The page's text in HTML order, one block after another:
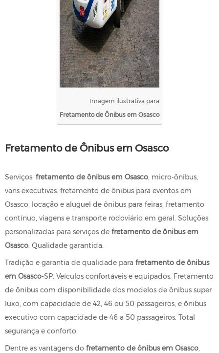
Imagem ilustrativa para
Fretamento de Ônibus em Osasco
Fretamento de Ônibus em Osasco
Serviços: fretamento de ônibus em Osasco , micro-ônibus,
vans executivas. fretamento de ônibus para eventos em
Osasco, locação e aluguel de ônibus para feiras, fretamento
contínuo, viagens e transporte rodoviário em geral. Soluções
personalizadas para serviços de fretamento de ônibus em
Osasco . Qualidade garantida.
Tradição e garantia de qualidade para fretamento de ônibus
em Osasco-SP. Veículos confortáveis e equipados. Fretamento
de ônibus com disponibilidade dos modelos de ônibus super
luxo, com capacidade de 42, 46 ou 50 passageiros, e ônibus
executivo com capacidade de 46 a 50 passageiros. Total
segurança e conforto.
Dentre as vantagens do fretamento de ônibus em Osasco